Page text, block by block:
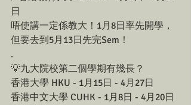
日
唔使講一定係教大！1月8日率先開學，
但要去到5月13日先完Sem！
.
💡九大院校第二個學期有幾長？
香港大學 HKU - 1月15日 - 4月27日
香港中文大學 CUHK - 1月8日 - 4月20日